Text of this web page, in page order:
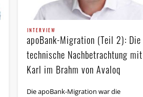
INTERVIEW
apoBank-Migration (Teil 2): Die
technische Nach­betrachtung mit
Karl im Brahm von Avaloq
Die apoBank-Migration war die